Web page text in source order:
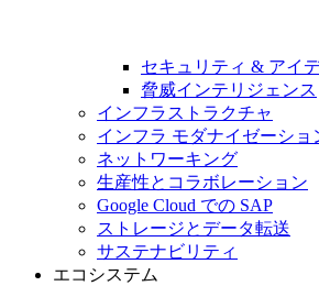
セキュリティ & アイ
脅威インテリジェンス
インフラストラクチャ
インフラ モダナイゼーショ
ネットワーキング
生産性とコラボレーション
Google Cloud での SAP
ストレージとデータ転送
サステナビリティ
エコシステム